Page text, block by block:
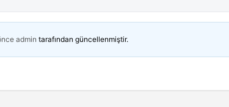
admin tarafından güncellenmiştir.